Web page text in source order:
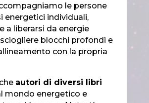
le persone
energetici individuali,
a liberarsi da energie
blocchi profondi e
con la propria
autori di diversi libri
mondo energetico e